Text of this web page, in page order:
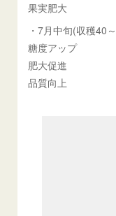
果実肥大
・7月中旬(収穫40
糖度アップ
肥大促進
品質向上